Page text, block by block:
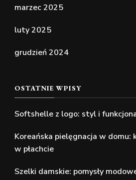
marzec 2025
luty 2025
grudzień 2024
OSTATNIE WPISY
Softshelle z logo: styl i
Koreańska pielęgnacja w domu:
w płachcie
Szelki damskie: pomysły